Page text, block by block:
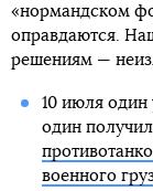
«нормандском
оправдаются.
решениям —
10 июля один
один получил
военного